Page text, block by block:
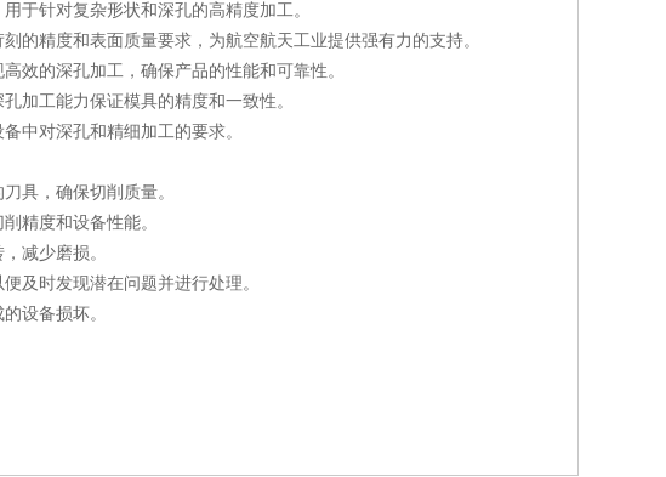
针对复杂形状和深孔的高精度加工。
精度和表面质量要求，为航空航天工业提供强有力的支持。
的深孔加工，确保产品的性能和可靠性。
工能力保证模具的精度和一致性。
中对深孔和精细加工的要求。
具，确保切削质量。
精度和设备性能。
减少磨损。
时发现潜在问题并进行处理。
设备损坏。